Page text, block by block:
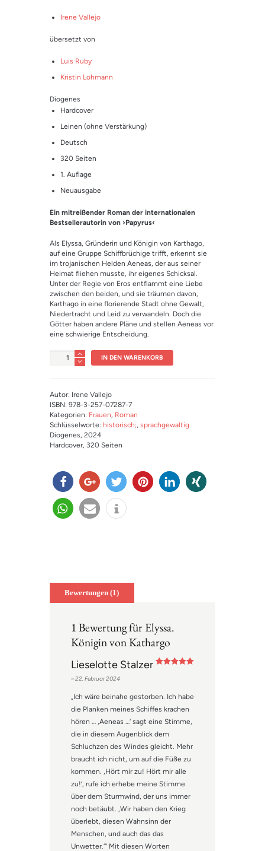
Irene Vallejo
übersetzt von
Luis Ruby
Kristin Lohmann
Diogenes
Hardcover
Leinen (ohne Verstärkung)
Deutsch
320 Seiten
1. Auflage
Neuausgabe
Ein mitreißender Roman der internationalen
Bestsellerautorin von ›Papyrus‹
Als Elyssa, Gründerin und Königin von Karthago,
auf eine Gruppe Schiffbrüchige trifft, erkennt sie
im trojanischen Helden Aeneas, der aus seiner
Heimat fliehen musste, ihr eigenes Schicksal.
Unter der Regie von Eros entflammt eine Liebe
zwischen den beiden, und sie träumen davon,
Karthago in eine florierende Stadt ohne Gewalt,
Niedertracht und Leid zu verwandeln. Doch die
Götter haben andere Pläne und stellen Aeneas vor
eine schwierige Entscheidung.
Anzahl IN DEN WARENKORB
Autor: Irene Vallejo
ISBN: 978-3-257-07287-7
Kategorien: Frauen, Roman
Schlüsselworte: historisch;, sprachgewaltig
Diogenes, 2024
Hardcover, 320 Seiten
teilen teilen twitter
Bewertungen (1)
1 Bewertung fürElyssa.
Königin von Kathargo
Lieselotte Stalzer
–22. Februar 2024
„Ich wäre beinahe gestorben. Ich habe
die Planken meines Schiffes krachen
hören … ‚Aeneas …‘ sagt eine Stimme,
die in diesem Augenblick dem
Schluchzen des Windes gleicht. Mehr
braucht ich nicht, um auf die Füße zu
kommen. ‚Hört mir zu! Hört mir alle
zu!‘, rufe ich erhebe meine Stimme
über dem Sturmwind, der uns immer
noch betäubt. ‚Wir haben den Krieg
überlebt, diesen Wahnsinn der
Menschen, und auch das das
Unwetter.‘“ Mit diesen Worten